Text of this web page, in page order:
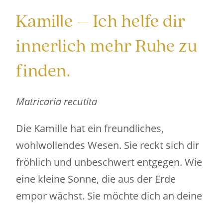
Kamille – Ich helfe dir
innerlich mehr Ruhe zu
finden.
Matricaria recutita
Die Kamille hat ein freundliches,
wohlwollendes Wesen. Sie reckt sich dir
fröhlich und unbeschwert entgegen. Wie
eine kleine Sonne, die aus der Erde
empor wächst. Sie möchte dich an deine